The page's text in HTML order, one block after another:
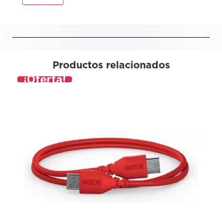
Productos relacionados
¡Oferta!